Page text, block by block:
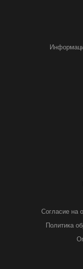
Согласие на
Политика